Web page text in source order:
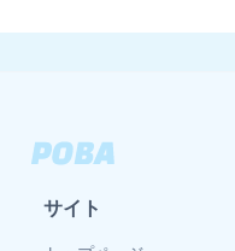
サイト